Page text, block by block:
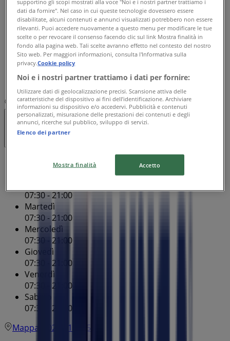
Mercoledì
07:30 - 21:00
Giovedì
07:30 - 21:00
Venerdì
07:30 - 21:00
Sabato
07:30 - 21:00
Mappa
02 92104456
ApertoFino alle 21:00
Domenica
07:30 - 21:00
Martedì
07:30 - 21:00
Mercoledì
07:30 - 21:00
Giovedì
07:30 - 21:00
Venerdì
07:30 - 21:00
Sabato
07:30 - 21:00
Mappa
02 92104456
supportino gli scopi mostrati alla voce "Noi e i nostri partner trattiamo i
dati da fornire". Nel caso in cui queste tecnologie dovessero essere
disabilitate, alcuni contenuti e annunci visualizzati potrebbero non essere
rilevanti. Puoi accedere nuovamente a questo menu per modificare le tue
scelte o per revocare il consenso facendo clic sul link Mostra finalità in
fondo alla pagina web. Tali scelte avranno effetto nel contesto del nostro
Sito web. Per maggiori informazioni, consulta l'Informativa sulla
privacy.Cookie policy
Noi e i nostri partner trattiamo i dati per fornire:
Utilizzare dati di geolocalizzazione precisi. Scansione attiva delle
caratteristiche del dispositivo ai fini dell’identificazione. Archiviare
informazioni su dispositivo e/o accedervi. Pubblicità e contenuti
personalizzati, misurazione delle prestazioni dei contenuti e degli
annunci, ricerche sul pubblico, sviluppo di servizi.
Elenco dei partner
Mostra finalità Accetto